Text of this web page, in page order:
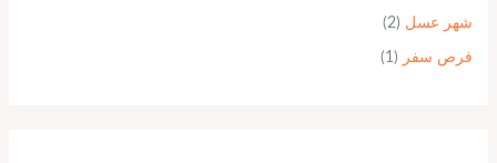
شهر عسل (2)
فرص سفر (1)